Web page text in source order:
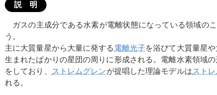
説 明
ガスの主成分である水素が電離状態になっている領域の
う。
主に大質量星から大量に発する 電離光子を浴びて大質量星
生まれたばかりの星団の周りに形成される。電離水素領域
をしており、
ストレムグレンが提唱した理論モデルはスト
れる。